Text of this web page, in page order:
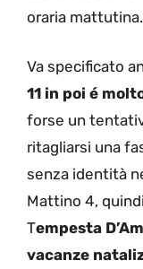
oraria mattutina.
Va specificato
11 in poi é
forse un
ritagliarsi una
senza identità
Mattino 4,
Tempesta
vacanze